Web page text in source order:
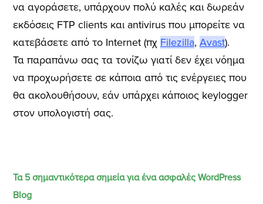
να αγοράσετε, υπάρχουν πολύ καλές και δωρεάν
εκδόσεις FTP clients και antivirus που μπορείτε να
κατεβάσετε από το Internet (πχ Filezilla, Avast).
Τα παραπάνω σας τα τονίζω γιατί δεν έχει νόημα
να προχωρήσετε σε κάποια από τις ενέργειες που
θα ακολουθήσουν, εάν υπάρχει κάποιος keylogger
στον υπολογιστή σας.
Τα 5 σημαντικότερα σημεία για ένα ασφαλές WordPress
Blog